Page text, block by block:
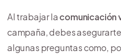
Al trabajar la comunicación
campaña, debes
algunas preguntas como,